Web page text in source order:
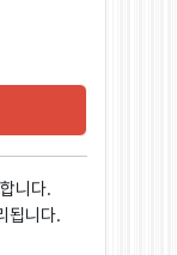
니다.
됩니다.